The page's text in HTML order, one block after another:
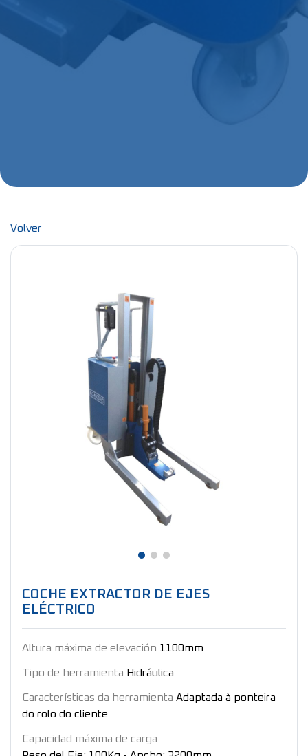
Volver
COCHE EXTRACTOR DE EJES
ELÉCTRICO
Altura máxima de elevación 1100mm
Tipo de herramienta Hidráulica
Características da herramienta Adaptada à ponteira
do rolo do cliente
Capacidad máxima de carga